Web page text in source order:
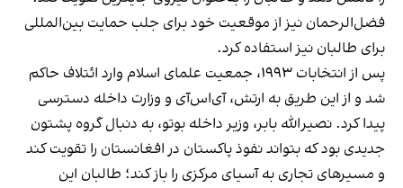
فضل‌الرحمان نیز از موقعیت خود برای جلب حمایت بین‌المللی
برای طالبان نیز استفاده کرد.
پس از انتخابات ۱۹۹۳، جمعیت علمای اسلام وارد ائتلاف حاکم
شد و از این طریق به ارتش، آی‌اس‌آی و وزارت داخله دسترسی
پیدا کرد. نصیرالله بابر، وزیر داخله بوتو، به دنبال گروه پشتون
جدیدی بود که بتواند نفوذ پاکستان در افغانستان را تقویت کند
و مسیرهای تجاری به آسیای مرکزی را باز کند؛ طالبان این